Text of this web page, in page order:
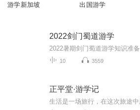
游学新加坡 出国游学
2022剑门蜀道游学
2022暑期剑门蜀道游学知识准备
10 3559
正平堂·游学记